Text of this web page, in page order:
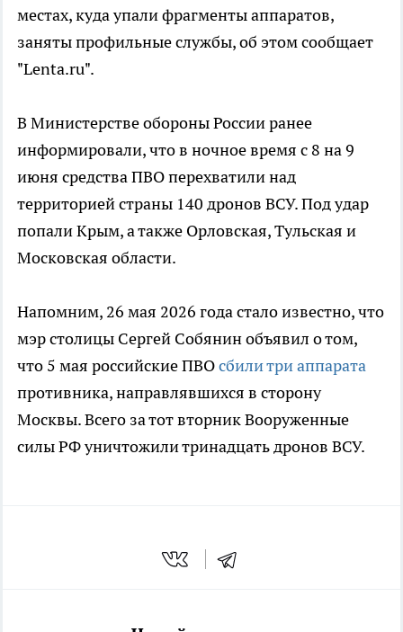
местах, куда упали фрагменты аппаратов,
заняты профильные службы, об этом сообщает
"Lenta.ru".
В Министерстве обороны России ранее
информировали, что в ночное время с 8 на 9
июня средства ПВО перехватили над
территорией страны 140 дронов ВСУ. Под удар
попали Крым, а также Орловская, Тульская и
Московская области.
Напомним, 26 мая 2026 года стало известно, что
мэр столицы Сергей Собянин объявил о том,
что 5 мая российские ПВОсбили три аппарата
противника, направлявшихся в сторону
Москвы. Всего за тот вторник Вооруженные
силы РФ уничтожили тринадцать дронов ВСУ.